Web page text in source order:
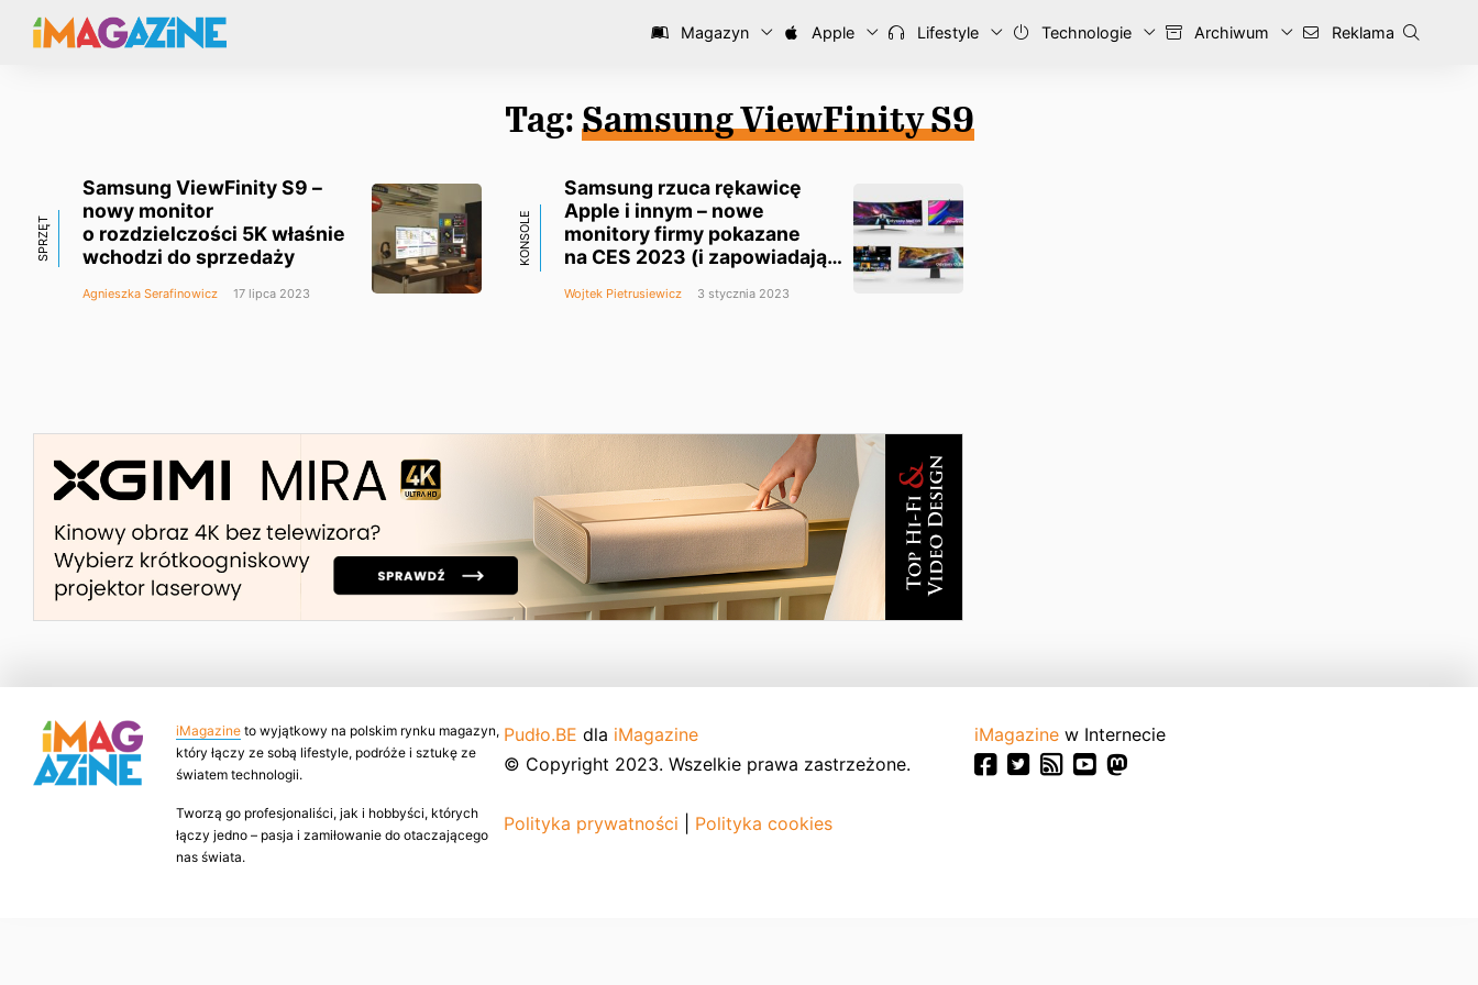
Magazyn Apple Lifestyle Technologie Archiwum Reklama
Tag: Samsung ViewFinity S9
SPRZĘT
Samsung ViewFinity S9 –
nowy monitor
o rozdzielczości 5K właśnie
wchodzi do sprzedaży
Agnieszka Serafinowicz 17 lipca 2023
KONSOLE
Samsung rzuca rękawicę
Apple i innym – nowe
monitory firmy pokazane
na CES 2023 (i zapowiadają
Wojtek Pietrusiewicz 3 stycznia 2023
iMagazine to wyjątkowy na polskim rynku magazyn,
który łączy ze sobą lifestyle, podróże i sztukę ze
światem technologii.
Tworzą go profesjonaliści, jak i hobbyści, których
łączy jedno – pasja i zamiłowanie do otaczającego
nas świata.
Pudło.BE dla iMagazine
© Copyright 2023. Wszelkie prawa zastrzeżone.
Polityka prywatności Polityka cookies
iMagazine w Internecie